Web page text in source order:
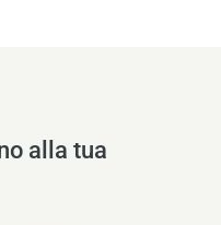
alla tua